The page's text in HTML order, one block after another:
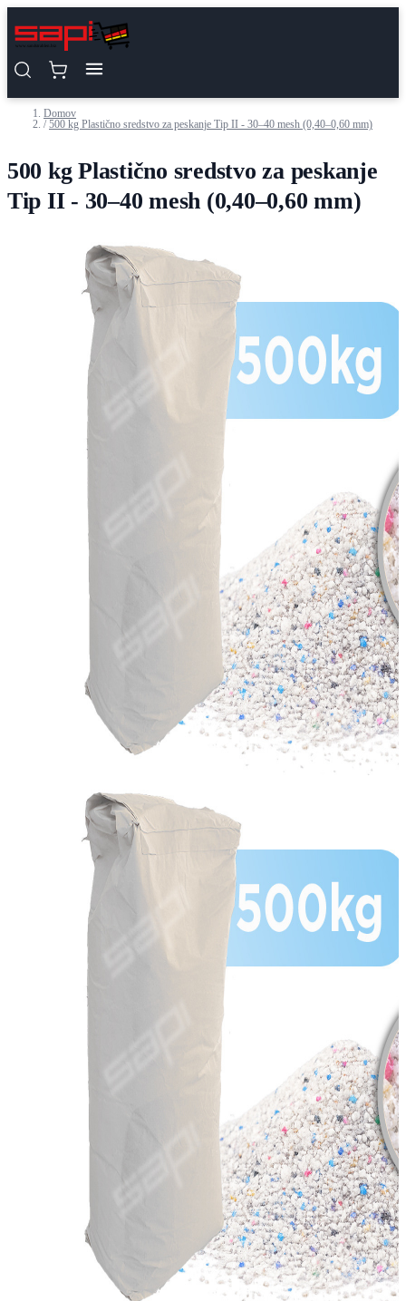
Domov
/ 500 kg Plastično sredstvo za peskanje Tip II - 30–40 mesh (0,40–0,60 mm)
500 kg Plastično sredstvo za peskanje
Tip II - 30–40 mesh (0,40–0,60 mm)